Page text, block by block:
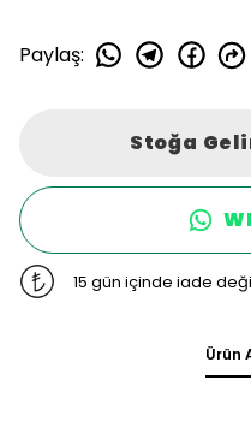
Paylaş:
Stoğa
15 gün içinde iade
Ürün